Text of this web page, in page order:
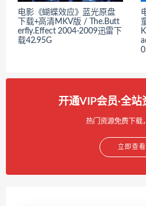
电影《蝴蝶效应》蓝光原盘
下载+高清MKV版 / The.Butt
erfly.Effect 2004-2009迅雷下
载42.95G
开通VIP会员·全
热门资源免费下载
立即查看